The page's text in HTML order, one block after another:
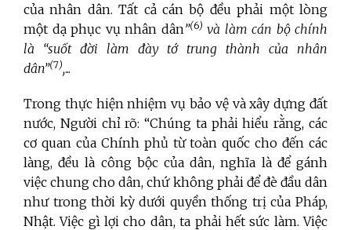
của nhân dân. Tất cả cán bộ đều phải một lòng
một dạ phục vụ nhân dân”(6) và làm cán bộ chính
là “suốt đời làm đày tớ trung thành của nhân
dân”(7),...
Trong thực hiện nhiệm vụ bảo vệ và xây dựng đất
nước, Người chỉ rõ: “Chúng ta phải hiểu rằng, các
cơ quan của Chính phủ từ toàn quốc cho đến các
làng, đều là công bộc của dân, nghĩa là để gánh
việc chung cho dân, chứ không phải để đè đầu dân
như trong thời kỳ dưới quyền thống trị của Pháp,
Nhật. Việc gì lợi cho dân, ta phải hết sức làm. Việc